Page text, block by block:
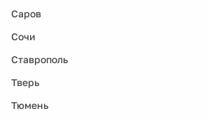
Саров
Сочи
Ставрополь
Тверь
Тюмень